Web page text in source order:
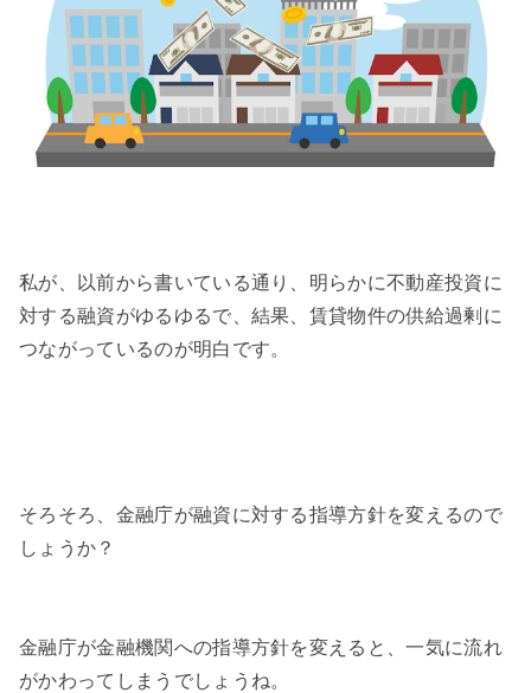
私が、以前から書いている通り、明らかに不動産投資に
対する融資がゆるゆるで、結果、賃貸物件の供給過剰に
つながっているのが明白です。
そろそろ、金融庁が融資に対する指導方針を変えるので
しょうか？
金融庁が金融機関への指導方針を変えると、一気に流れ
がかわってしまうでしょうね。